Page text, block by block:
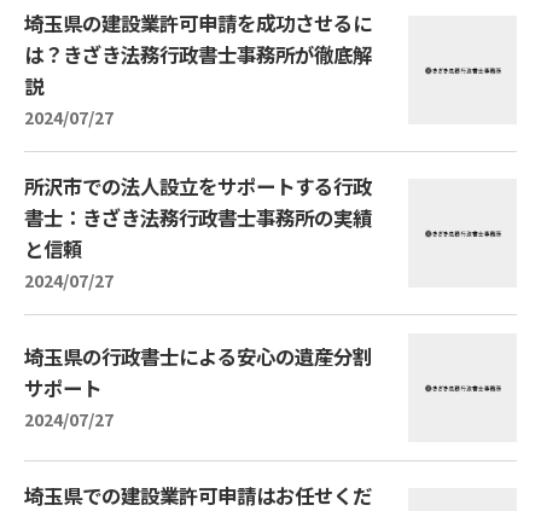
埼玉県の建設業許可申請を成功させるに
は？きざき法務行政書士事務所が徹底解
説
2024/07/27
所沢市での法人設立をサポートする行政
書士：きざき法務行政書士事務所の実績
と信頼
2024/07/27
埼玉県の行政書士による安心の遺産分割
サポート
2024/07/27
埼玉県での建設業許可申請はお任せくだ